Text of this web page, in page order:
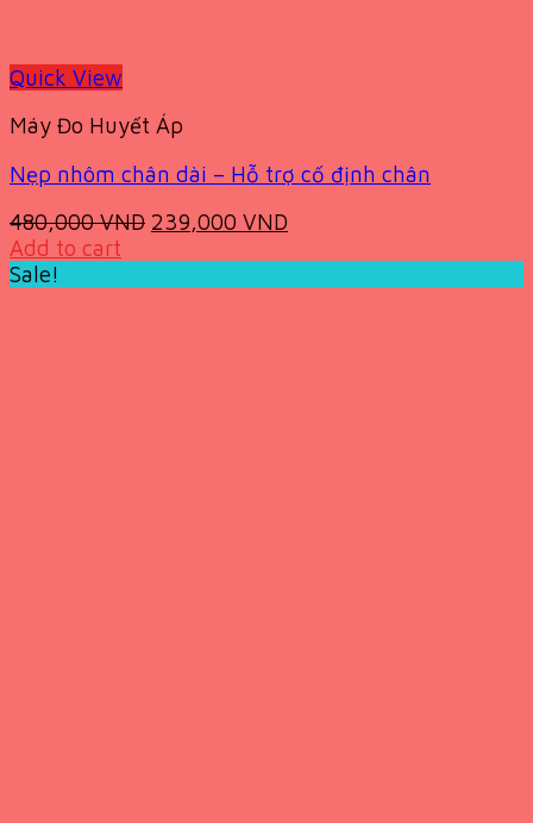
Quick View
Máy Đo Huyết Áp
Nẹp nhôm chân dài – Hỗ trợ cố định chân
480,000VND Original
239,000 VND
Add to cart
Sale!